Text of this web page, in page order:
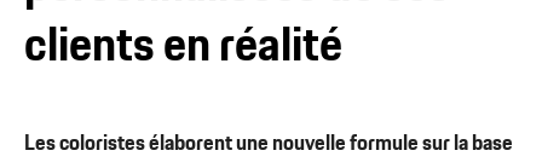
clients en réalité
Les coloristes élaborent une nouvelle formule sur la base